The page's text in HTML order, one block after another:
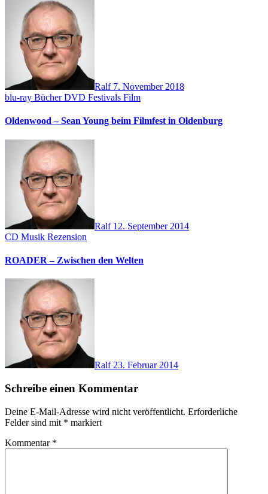
Ralf 7. November 2018
blu-ray BücherDVD Festivals Film
Oldenwood – Sean Young beim Filmfest in Oldenburg
Ralf 12. September 2014
CD Musik Rezension
ROADER – Zwischen den Welten
Ralf 23. Februar 2014
Schreibe einen Kommentar
Deine E-Mail-Adresse wird nicht veröffentlicht. Erforderliche
Felder sind mit * markiert
Kommentar *